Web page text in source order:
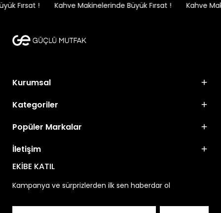
Fırsat ! Kahve Makinelerinde Büyük Fırsat ! Kahve
Kurumsal
Kategoriler
Popüler Markalar
İletişim
EKİBE KATIL
Kampanya ve sürprizlerden ilk sen haberdar ol